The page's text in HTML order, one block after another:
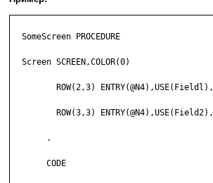
  SomeScreen PROCEDURE
  Screen SCREEN,COLOR(0)
ROW(2,3)
ROW(3,3)
       .
       CODE